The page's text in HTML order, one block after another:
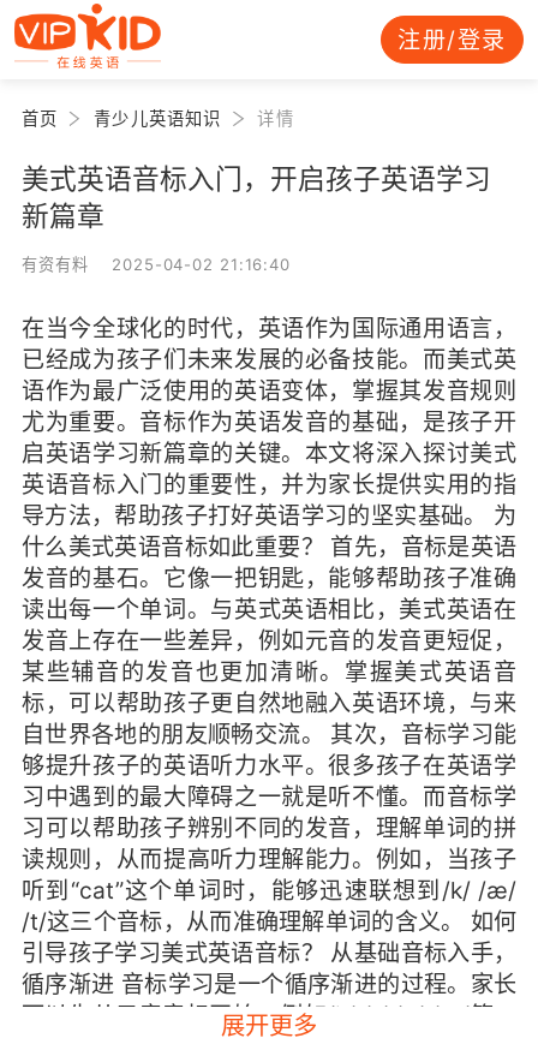
注册/登录
首页 青少儿英语知识 详情
美式英语音标入门，开启孩子英语学习
新篇章
有资有料 2025-04-02 21:16:40
在当今全球化的时代，英语作为国际通用语言，
已经成为孩子们未来发展的必备技能。而美式英
语作为最广泛使用的英语变体，掌握其发音规则
尤为重要。音标作为英语发音的基础，是孩子开
启英语学习新篇章的关键。本文将深入探讨美式
英语音标入门的重要性，并为家长提供实用的指
导方法，帮助孩子打好英语学习的坚实基础。 为
什么美式英语音标如此重要？ 首先，音标是英语
发音的基石。它像一把钥匙，能够帮助孩子准确
读出每一个单词。与英式英语相比，美式英语在
发音上存在一些差异，例如元音的发音更短促，
某些辅音的发音也更加清晰。掌握美式英语音
标，可以帮助孩子更自然地融入英语环境，与来
自世界各地的朋友顺畅交流。 其次，音标学习能
够提升孩子的英语听力水平。很多孩子在英语学
习中遇到的最大障碍之一就是听不懂。而音标学
习可以帮助孩子辨别不同的发音，理解单词的拼
读规则，从而提高听力理解能力。例如，当孩子
听到“cat”这个单词时，能够迅速联想到/k/ /æ/
/t/这三个音标，从而准确理解单词的含义。 如何
引导孩子学习美式英语音标？ 从基础音标入手，
循序渐进 音标学习是一个循序渐进的过程。家长
可以先从元音音标开始，例如/i:/ /ɪ/ /e/ /æ/等，
然后逐步引入辅音音标，例如/p/ /b/ /t/ /d/等。
展开更多